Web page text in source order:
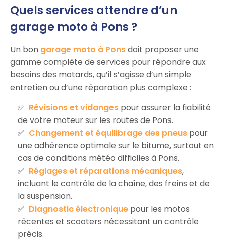
Quels services attendre d’un
garage moto à Pons ?
Un bon garage moto à Ponsdoit proposer une
gamme complète de services pour répondre aux
besoins des motards, qu’il s’agisse d’un simple
entretien ou d’une réparation plus complexe :
Révisions et vidanges pour assurer la fiabilité
de votre moteur sur les routes de Pons.
Changement et équilibrage des pneus pour
une adhérence optimale sur le bitume, surtout en
cas de conditions météo difficiles à Pons.
Réglages et réparations mécaniques,
incluant le contrôle de la chaîne, des freins et de
la suspension.
Diagnostic électronique pour les motos
récentes et scooters nécessitant un contrôle
précis.